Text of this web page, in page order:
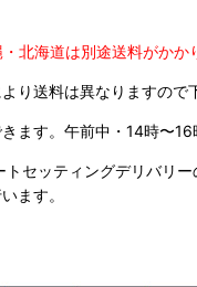
北海道は別途送料がかか
り送料は異なりますので
ます。 午前中・14時〜
セッティングデリバリ
ます。